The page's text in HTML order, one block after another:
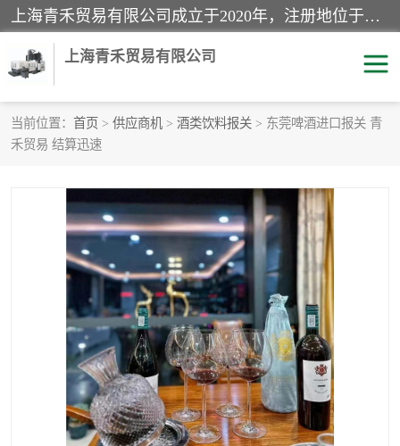
上海青禾贸易有限公司成立于2020年，注册地位于上海市宝山区。经营范围包括：机械设备、五金制品、劳防用品、电子产品、塑胶制品、家具、模具、纺织品、仪器仪表、建筑材料、装饰材料、化工产品、金属制品、机车配件等货物进出口报关、清关服务。
上海青禾贸易有限公司
当前位置： 首页 > 供应商机 > 酒类饮料报关 > 东莞啤酒进口报关 青
禾贸易 结算迅速
酒类饮料报关
进口退运报关 服装进口清关
快递清关 进口杂货清关
家用电器报关 机床进口清关
国际灯具清关